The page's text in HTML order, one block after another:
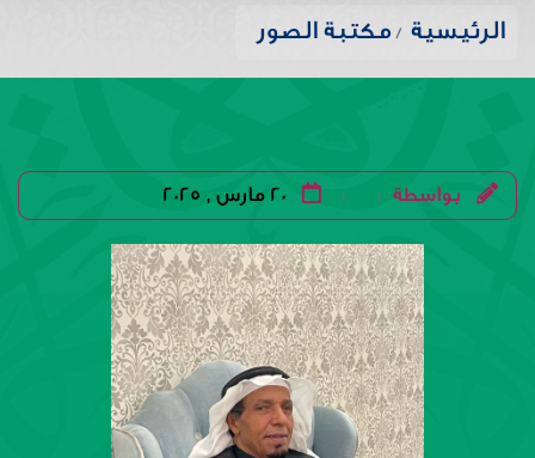
الرئيسية مكتبة الصور
بواسطة |
| 20 مارس , 2025